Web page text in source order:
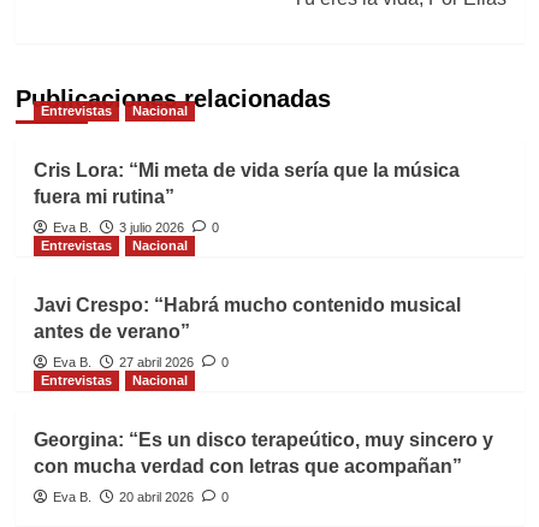
Publicaciones relacionadas
Entrevistas Nacional
Cris Lora: “Mi meta de vida sería que la música
fuera mi rutina”
Eva B. 3 julio 2026
0
Entrevistas
Nacional
Javi Crespo: “Habrá mucho contenido musical
antes de verano”
Eva B. 27 abril 2026
0
Entrevistas
Nacional
Georgina: “Es un disco terapeútico, muy sincero y
con mucha verdad con letras que acompañan”
Eva B. 20 abril 2026 0